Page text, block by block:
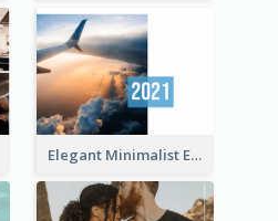
Elegant Minimalist Everyday Photo Book